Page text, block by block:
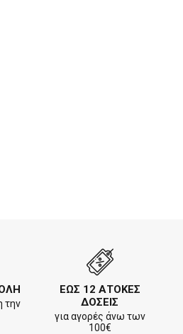
την
ΕΩΣ 12 ΑΤΟΚΕΣ
ΔΟΣΕΙΣ
για αγορές άνω των
100€